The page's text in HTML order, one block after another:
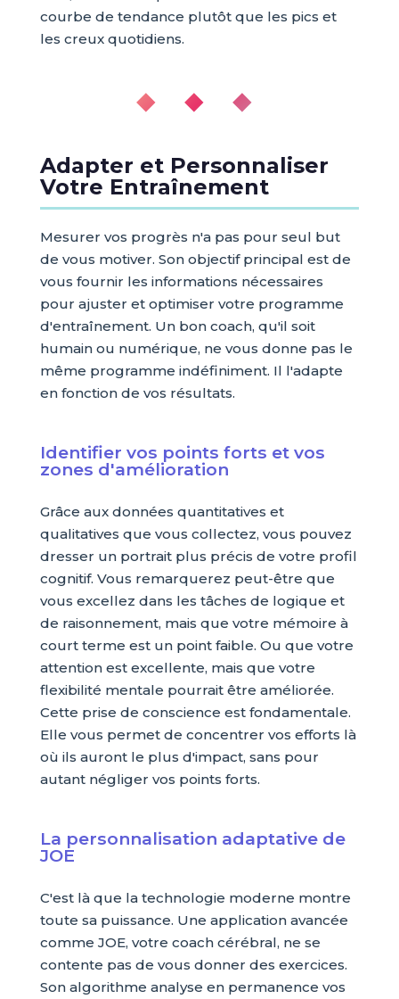
courbe de tendance plutôt que les pics et
les creux quotidiens.
◆ ◆ ◆
Adapter et Personnaliser
Votre Entraînement
Mesurer vos progrès n'a pas pour seul but
de vous motiver. Son objectif principal est de
vous fournir les informations nécessaires
pour ajuster et optimiser votre programme
d'entraînement. Un bon coach, qu'il soit
humain ou numérique, ne vous donne pas le
même programme indéfiniment. Il l'adapte
en fonction de vos résultats.
Identifier vos points forts et vos
zones d'amélioration
Grâce aux données quantitatives et
qualitatives que vous collectez, vous pouvez
dresser un portrait plus précis de votre profil
cognitif. Vous remarquerez peut-être que
vous excellez dans les tâches de logique et
de raisonnement, mais que votre mémoire à
court terme est un point faible. Ou que votre
attention est excellente, mais que votre
flexibilité mentale pourrait être améliorée.
Cette prise de conscience est fondamentale.
Elle vous permet de concentrer vos efforts là
où ils auront le plus d'impact, sans pour
autant négliger vos points forts.
La personnalisation adaptative de
JOE
C'est là que la technologie moderne montre
toute sa puissance. Une application avancée
comme JOE, votre coach cérébral, ne se
contente pas de vous donner des exercices.
Son algorithme analyse en permanence vos